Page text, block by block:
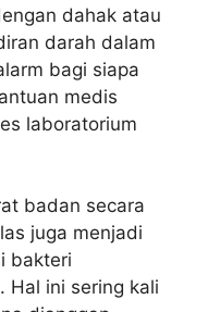
dahak atau
darah dalam
bagi siapa
medis
laboratorium
badan secara
juga menjadi
bakteri
. Hal ini sering kali